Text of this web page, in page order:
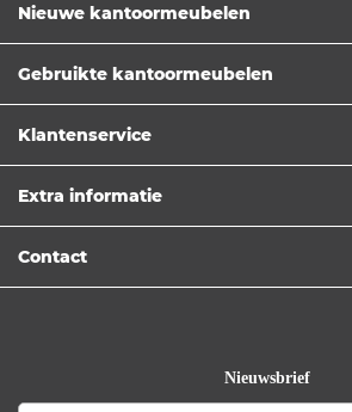
Nieuwe kantoormeubelen
Gebruikte kantoormeubelen
Klantenservice
Extra informatie
Contact
Nieuwsbrief